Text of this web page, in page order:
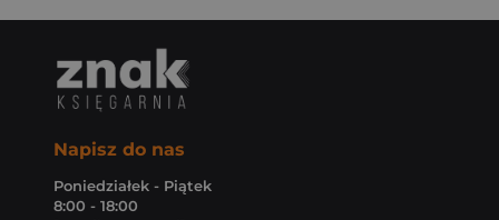
Napisz do nas
Poniedziałek - Piątek
8:00 - 18:00